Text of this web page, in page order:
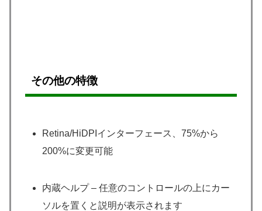
その他の特徴
Retina/HiDPIインターフェース、75%から
200%に変更可能
内蔵ヘルプ – 任意のコントロールの上にカー
ソルを置くと説明が表示されます